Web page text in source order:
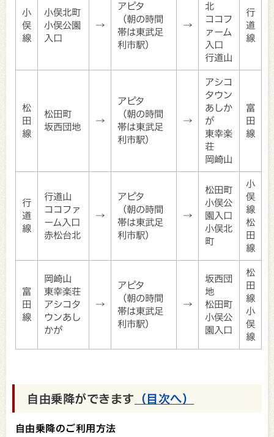
小
俣
線
小俣北町
小俣公園
入口
→
アピタ
（朝の時間
帯は東武足
利市駅）
→
北
ココフ
ァーム
入口
行道山
行
道
線
松
田
線
松田町
坂西団地
→
アピタ
（朝の時間
帯は東武足
利市駅）
→
アシコ
タウン
あしか
が
東幸楽
荘
岡崎山
富
田
線
行
道
線
行道山
ココファ
ーム入口
赤松台北
→
アピタ
（朝の時間
帯は東武足
利市駅）
→
松田町
小俣公
園入口
小俣北
町
小
俣
線
松
田
線
富
田
線
岡崎山
東幸楽荘
アシコタ
ウンあし
かが
→
アピタ
（朝の時間
帯は東武足
利市駅）
→
坂西団
地
松田町
小俣公
園入口
松
田
線
小
俣
線
自由乗降ができます （目次へ）
自由乗降のご利用方法